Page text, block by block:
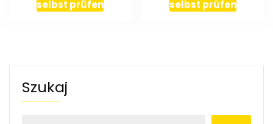
selbst prüfen selbst prüfen
Szukaj